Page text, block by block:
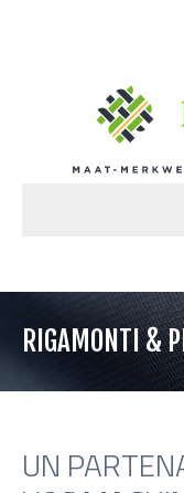
RIGAMONTI &
UN